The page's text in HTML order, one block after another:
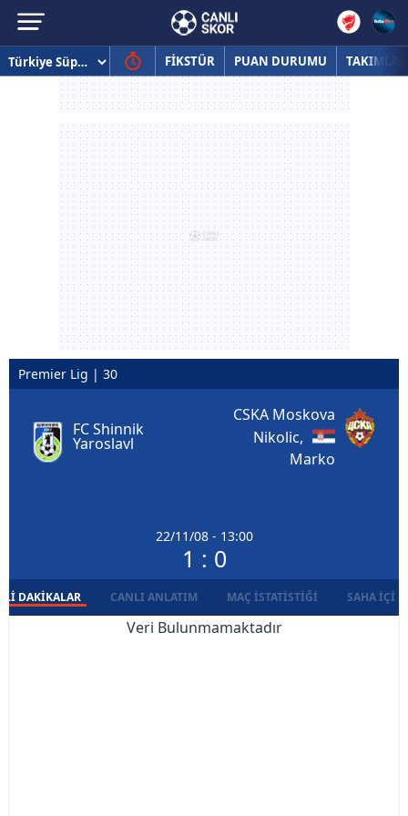
FİKSTÜR PUAN DURUMU TAKIMLAR
Premier Lig | 30
FC Shinnik
Yaroslavl
22/11/08 - 13:00
1 : 0
CSKA Moskova
Nikolic,
Marko
DAKIKALAR CANLI ANLATIM MAÇ İSTATISTIĞI SAHA İÇI
Veri Bulunmamaktadır